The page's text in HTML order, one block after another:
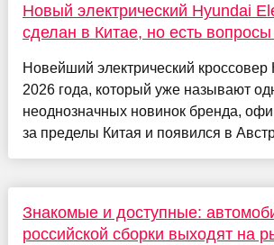
Новый электрический Hyundai
сделан в Китае, но есть вопросы
Новейший электрический
2026 года, который уже называют
неоднозначных новинок бренда,
за пределы Китая и появился в
Знакомые и доступные:
российской сборки выходят на